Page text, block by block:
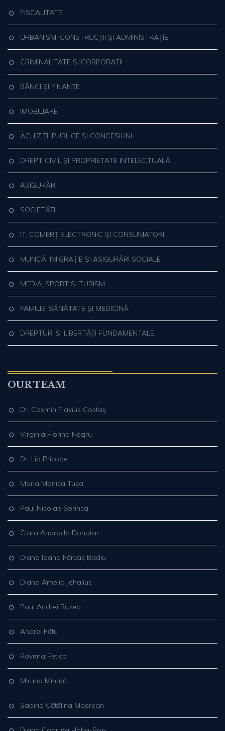
FISCALITATE
URBANISM, CONSTRUCȚII ȘI ADMINISTRAȚIE
CRIMINALITATE ȘI CORPORAȚII
BĂNCI ȘI FINANȚE
IMOBILIARE
ACHIZIȚII PUBLICE ȘI CONCESIUNI
DREPT CIVIL ȘI PROPRIETATE INTELECTUALĂ
ASIGURĂRI
SOCIETĂȚI
IT, COMERȚ ELECTRONIC ȘI CONSUMATORI
MUNCĂ, IMIGRAȚIE ȘI ASIGURĂRI SOCIALE
MEDIA, SPORT ȘI TURISM
FAMILIE, SĂNĂTATE ȘI MEDICINĂ
DREPTURI ȘI LIBERTĂȚI FUNDAMENTALE
OUR TEAM
Dr. Cosmin Flavius Costaş
Virginia Florina Negru
Dr. Lia Pricope
Maria Monica Tușa
Paul Nicolae Sorinca
Clara Andrada Dohotar
Diana Ioana Fărcaș Badiu
Diana Amelia Jehaliuc
Paul Andrei Buzea
Andrei Fătu
Rovena Fetico
Miruna Mihuță
Sabina Cătălina Maerean